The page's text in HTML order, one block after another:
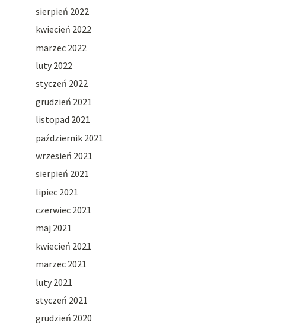
sierpień 2022
kwiecień 2022
marzec 2022
luty 2022
styczeń 2022
grudzień 2021
listopad 2021
październik 2021
wrzesień 2021
sierpień 2021
lipiec 2021
czerwiec 2021
maj 2021
kwiecień 2021
marzec 2021
luty 2021
styczeń 2021
grudzień 2020